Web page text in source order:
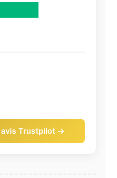
Trustpilot →